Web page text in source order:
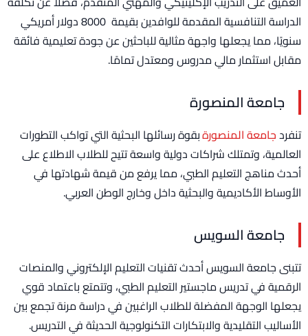
الدراسة التنافسية المقدمة للوافدين بقيمة 8000 دولار أمريكي
سنويًا، مما يجعلها واجهة مثالية للباحثين عن جودة تعليمية فائقة
مقابل استثمار مالي مدروس ومعتدل تمامًا.
جامعة المنصورة
تنفردجامعة المنصورةبقوة رسائلها البحثية التي تواكب التطورات
العالمية، وتمتلك شراكات دولية واسعة تتيح للطلاب الاطلاع على
أحدث مناهج التعليم الطبي، مما يرفع من قيمة شهادتها في
الأوساط الأكاديمية والبحثية داخل وخارج الوطن العربي.
جامعة السويس
تتبنى جامعة السويس أحدث تقنيات التعليم الإلكتروني والمنصات
الرقمية في تدريس ماجستير التعليم الطبي، وتتمتع باعتماد قوي
يجعلها الوجهة المفضلة للطلاب الراغبين في دراسة مرنة تجمع بين
الأساليب التقليدية والابتكارات التكنولوجية الحديثة في التدريس.